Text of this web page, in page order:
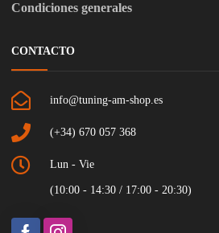
Condiciones generales
CONTACTO
info@tuning-am-shop.es
(+34) 670 057 368
Lun - Vie
(10:00 - 14:30 / 17:00 - 20:30)